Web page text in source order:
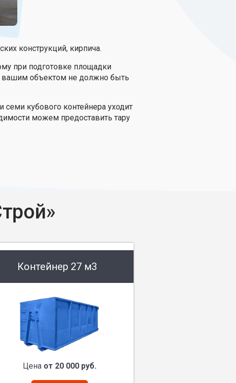
конструкций, кирпича.
при подготовке площадки
вашим объектом не должно быть
семи кубового контейнера уходит
можем предоставить тару
Контейнер 27 м3
Цена от 20 000 руб.